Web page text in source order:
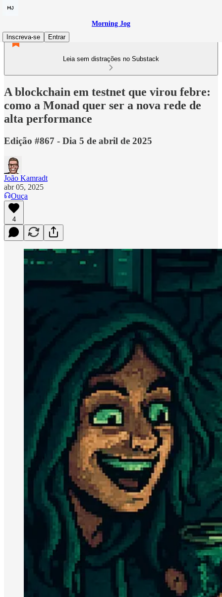
Morning Jog
Inscreva-se
Entrar
Leia sem distrações no Substack
A blockchain em testnet que virou febre:
como a Monad quer ser a nova rede de
alta performance
Edição #867 - Dia 5 de abril de 2025
João Kamradt
abr 05, 2025
Ouça
4